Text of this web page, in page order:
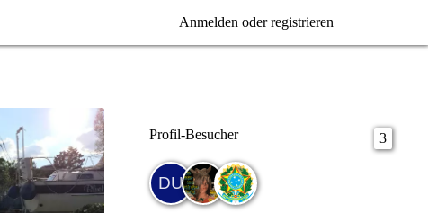
Anmelden oder registrieren
Profil-Besucher 3